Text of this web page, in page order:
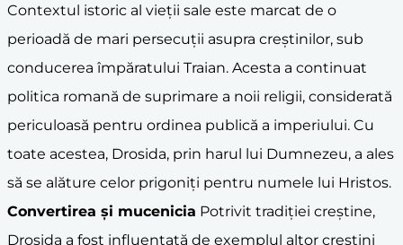
Contextul istoric al vieții sale este marcat de o
perioadă de mari persecuții asupra creștinilor, sub
conducerea împăratului Traian. Acesta a continuat
politica romană de suprimare a noii religii, considerată
periculoasă pentru ordinea publică a imperiului. Cu
toate acestea, Drosida, prin harul lui Dumnezeu, a ales
să se alăture celor prigoniți pentru numele lui Hristos.
Convertirea și mucenicia Potrivit tradiției creștine,
Drosida a fost influențată de exemplul altor creștini